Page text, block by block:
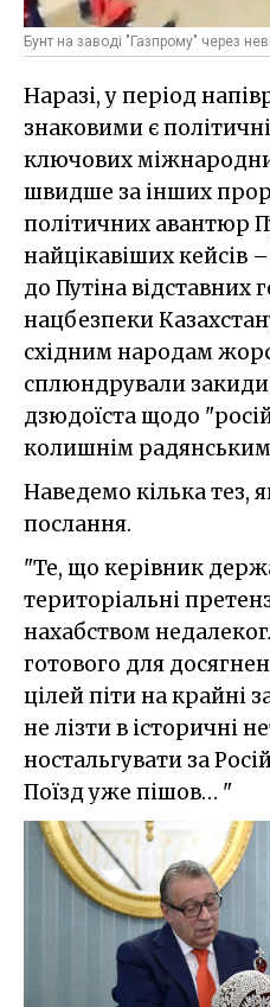
Бунт на заводі "Газпрому" через
Наразі, у період
знаковими є
ключових
швидше за інших
політичних авантюр
найцікавіших кейсів
до Путіна відставних
нацбезпеки
східним народам
сплюндрували закиди
дзюдоїста щодо
колишнім
Наведемо кілька тез,
послання.
"Те, що керівник
територіальні
нахабством
готового для
цілей піти на крайні
не лізти в історичні
ностальгувати за
Поїзд уже пішов… "